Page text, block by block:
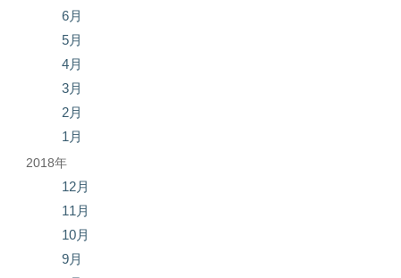
6月
5月
4月
3月
2月
1月
2018年
12月
11月
10月
9月